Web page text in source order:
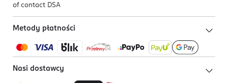
of contact DSA
Metody płatności
Nasi dostawcy